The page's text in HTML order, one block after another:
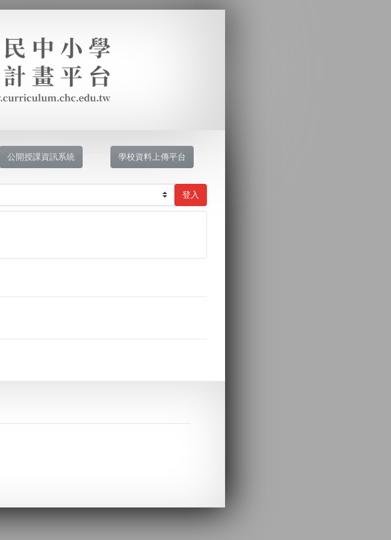
公開授課資訊系統 學校資料上傳平台
登入